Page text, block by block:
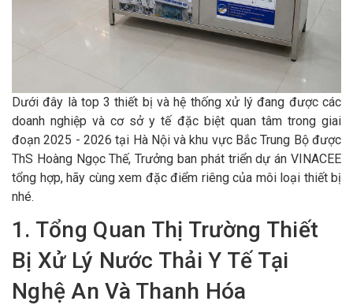
Dưới đây là top 3 thiết bị và hệ thống xử lý đang được các
doanh nghiệp và cơ sở y tế đặc biệt quan tâm trong giai
đoạn 2025 - 2026 tại Hà Nội và khu vực Bắc Trung Bộ được
ThS Hoàng Ngọc Thế, Trưởng ban phát triển dự án VINACEE
tổng hợp, hãy cùng xem đặc điểm riêng của môi loại thiết bị
nhé.
1. Tổng Quan Thị Trường Thiết
Bị Xử Lý Nước Thải Y Tế Tại
Nghệ An Và Thanh Hóa